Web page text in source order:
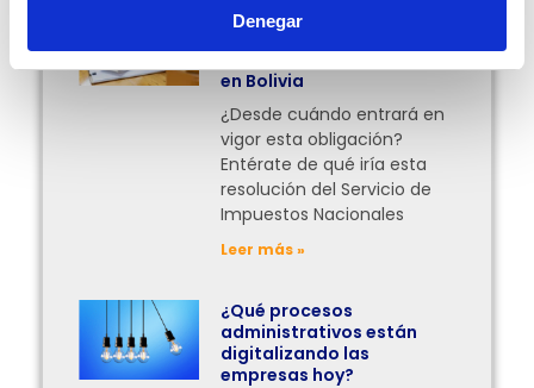
Denegar
Facturación en línea
obligatoria para el
traslado de mercancías
en Bolivia
¿Desde cuándo entrará en
vigor esta obligación?
Entérate de qué iría esta
resolución del Servicio de
Impuestos Nacionales
Leer más »
¿Qué procesos
administrativos están
digitalizando las
empresas hoy?